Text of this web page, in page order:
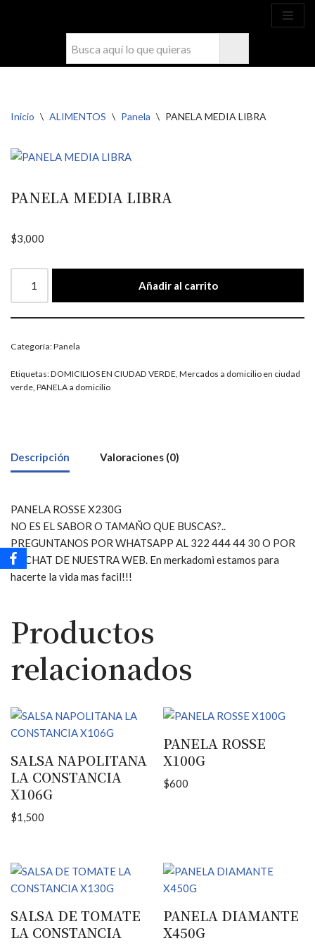
Inicio \ ALIMENTOS \ Panela \ PANELA MEDIA LIBRA
PANELA MEDIA LIBRA
$3,000
Añadir al carrito
Categoría:Panela
Etiquetas:DOMICILIOS EN CIUDAD VERDE, Mercados a domicilio en ciudad
verde, PANELA a domicilio
Descripción Valoraciones (0)
PANELA ROSSE X230G
NO ES EL SABOR O TAMAÑO QUE BUSCAS?..
PREGUNTANOS POR WHATSAPP AL 322 444 44 30 O POR
EL CHAT DE NUESTRA WEB. En merkadomi estamos para
hacerte la vida mas facil!!!
Productos
relacionados
SALSA NAPOLITANA
LA CONSTANCIA
X106G
$1,500
PANELA ROSSE
X100G
$600
SALSA DE TOMATE
LA CONSTANCIA
PANELA DIAMANTE
X450G
WhatsApp en Soacha
COMPRAR